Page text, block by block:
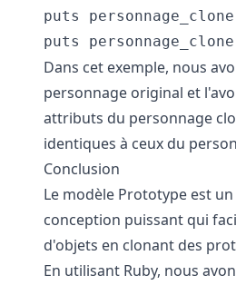
puts
Dans cet exemple, nous
personnage original et
attributs du personnage
identiques à ceux du
Conclusion
Le modèle Prototype est
conception puissant qui
d'objets en clonant des
En utilisant Ruby, nous